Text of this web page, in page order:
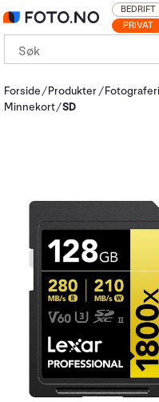
PRIVAT
BEDRIFT
Forside Produkter
Minnekort SD